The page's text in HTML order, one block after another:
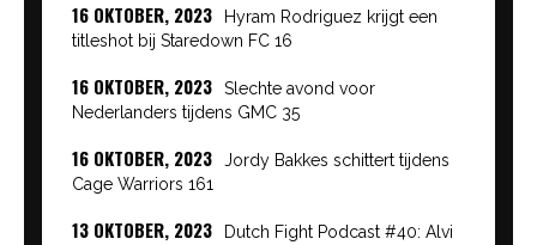
16 OKTOBER, 2023
Hyram Rodriguez krijgt een
titleshot bij Staredown FC 16
16 OKTOBER, 2023
Slechte avond voor
Nederlanders tijdens GMC 35
16 OKTOBER, 2023
Jordy Bakkes schittert tijdens
Cage Warriors 161
13 OKTOBER, 2023
Dutch Fight Podcast #40: Alvi